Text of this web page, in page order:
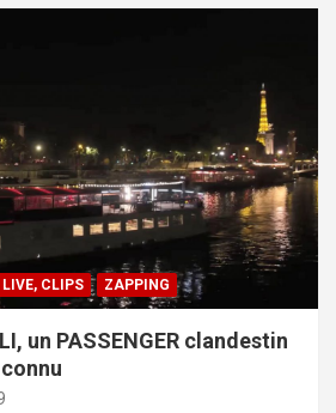
LIVE, CLIPS ZAPPING
un PASSENGER clandestin